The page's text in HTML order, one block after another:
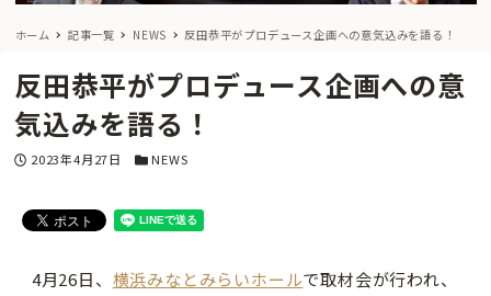
ホーム 記事一覧 NEWS 反田恭平がプロデュース企画への意気込みを語る！
反田恭平がプロデュース企画への意
気込みを語る！
投稿日
2023年4月27日 カテゴリー
NEWS
4月26日、 横浜みなとみらいホールで取材会が行われ、